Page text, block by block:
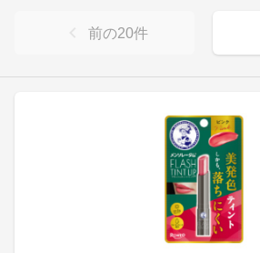
前の20件